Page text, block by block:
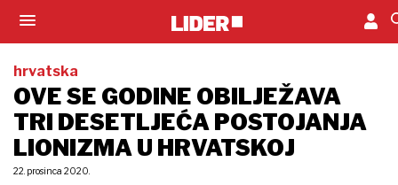
hrvatska
OVE SE GODINE OBILJEŽAVA
TRI DESETLJEĆA POSTOJANJA
LIONIZMA U HRVATSKOJ
22. prosinca 2020.